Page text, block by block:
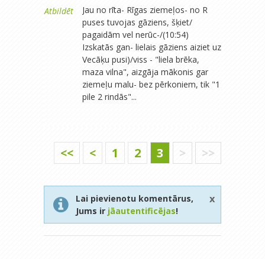
Atbildēt
Jau no rīta- Rīgas ziemeļos- no R
puses tuvojas gāziens, šķiet/
pagaidām vel nerūc-/(10:54)
Izskatās gan- lielais gāziens aiziet uz
Vecāķu pusi)/viss - "liela brēka,
maza vilna", aizgāja mākonis gar
ziemeļu malu- bez pērkoniem, tik "1
pile 2 rindās"...
<< < 1 2 3 > >>
Lai pievienotu komentārus,
Jums ir jāautentificējas!
x